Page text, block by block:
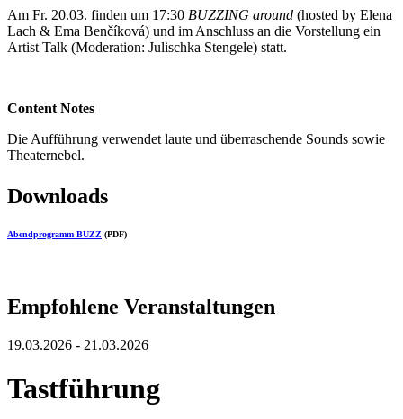
Am Fr. 20.03. finden um 17:30 BUZZING around (hosted by Elena
Lach & Ema Benčíková) und im Anschluss an die Vorstellung ein
Artist Talk (Moderation: Julischka Stengele) statt.
Content Notes
Die Aufführung verwendet laute und überraschende Sounds sowie
Theaternebel.
Downloads
Abendprogramm BUZZ (PDF)
Empfohlene Veranstaltungen
19.03.2026 - 21.03.2026
Tastführung